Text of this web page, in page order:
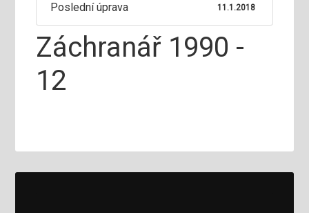
Poslední úprava 11.1.2018
Záchranář 1990 -
12